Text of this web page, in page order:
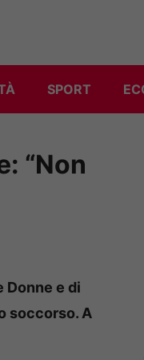
SPORT
“Non
Donne e di
soccorso. A